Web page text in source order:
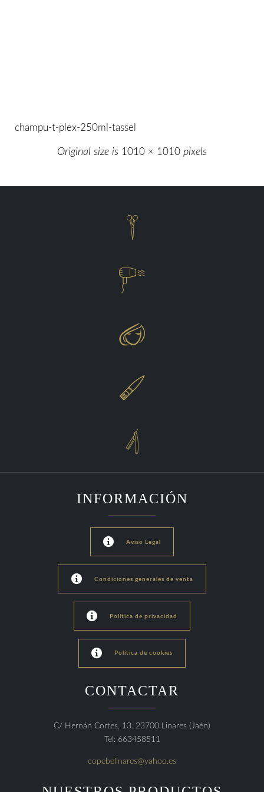
champu-t-plex-250ml-tassel
Original size is 1010 × 1010 pixels





INFORMACIÓN
 Aviso Legal
 Condiciones generales de venta
 Política de privacidad
 Política de cookies
CONTACTAR
C/ Hernán Cortes, 13. 23700 Linares (Jaén)
Tel: 663458511
copebelinares@yahoo.es